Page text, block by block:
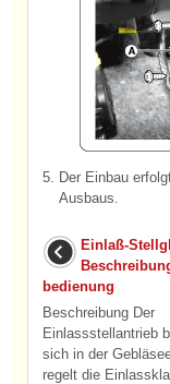
5. Der Einbau
Ausbaus.
Einlaß-
bedienung
Beschreibung Der
Einlassstellantrieb
sich in der
regelt die